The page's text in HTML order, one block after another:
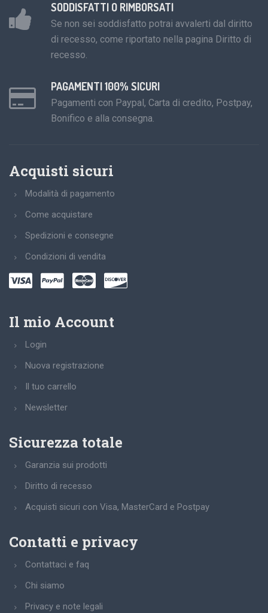
SODDISFATTI O RIMBORSATI
Se non sei soddisfatto potrai avvalerti dal diritto
di recesso, come riportato nella pagina Diritto di
recesso.
PAGAMENTI 100% SICURI
Pagamenti con Paypal, Carta di credito, Postpay,
Bonifico e alla consegna.
Acquisti sicuri
Modalità di pagamento
Come acquistare
Spedizioni e consegne
Condizioni di vendita
Il mio Account
Login
Nuova registrazione
Il tuo carrello
Newsletter
Sicurezza totale
Garanzia sui prodotti
Diritto di recesso
Acquisti sicuri con Visa, MasterCard e Postpay
Contatti e privacy
Contattaci e faq
Chi siamo
Privacy e note legali